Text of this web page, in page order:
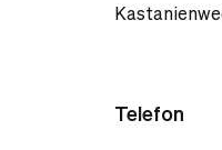
Telefon